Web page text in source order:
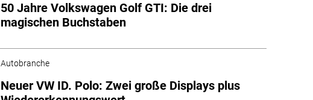
50 Jahre Volkswagen Golf GTI: Die drei
magischen Buchstaben
Autobranche
Neuer VW ID. Polo: Zwei große Displays plus